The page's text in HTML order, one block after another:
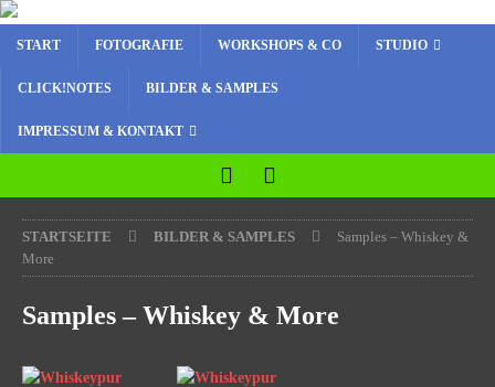
START FOTOGRAFIE WORKSHOPS & CO STUDIO
CLICK!NOTES BILDER & SAMPLES
IMPRESSUM & KONTAKT
STARTSEITE BILDER & SAMPLES
Samples – Whiskey &
More
Samples – Whiskey & More